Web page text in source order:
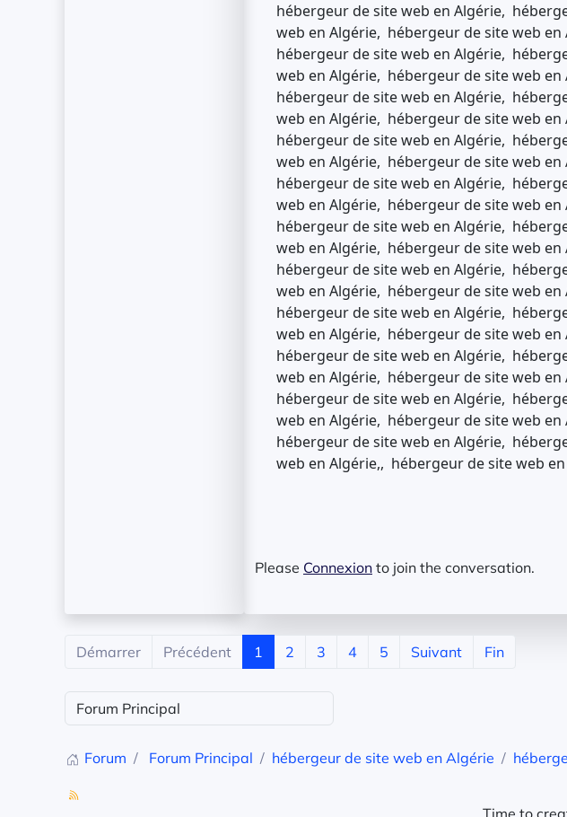
hébergeur de site web en Algérie,
web en Algérie, hébergeur de site web
hébergeur de site web en Algérie,
web en Algérie, hébergeur de site web
hébergeur de site web en Algérie,
web en Algérie, hébergeur de site web
hébergeur de site web en Algérie,
web en Algérie, hébergeur de site web
hébergeur de site web en Algérie,
web en Algérie, hébergeur de site web
hébergeur de site web en Algérie,
web en Algérie, hébergeur de site web
hébergeur de site web en Algérie,
web en Algérie, hébergeur de site web
hébergeur de site web en Algérie,
web en Algérie, hébergeur de site web
hébergeur de site web en Algérie,
web en Algérie, hébergeur de site web
hébergeur de site web en Algérie,
web en Algérie, hébergeur de site web
hébergeur de site web en Algérie,
web en Algérie,, hébergeur de site web
Please Connexion to join the conversation.
Démarrer Précédent 1 2 3 4 5 Suivant Fin
Forum Forum Principal hébergeur de site web en Algérie
Time to